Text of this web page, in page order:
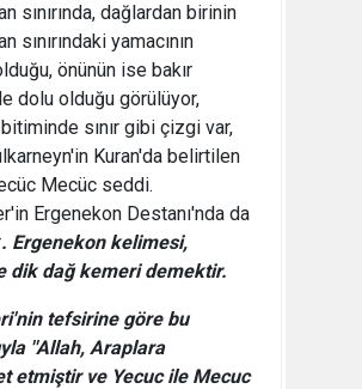
sınırında, dağlardan birinin
sınırındaki yamacının
önünün ise bakır
dolu olduğu görülüyor,
sınır gibi çizgi var,
Kuran'da belirtilen
Mecüc seddi.
Ergenekon Destanı'nda da
. Ergenekon kelimesi,
dik dağ kemeri demektir.
tefsirine göre bu
''Allah, Araplara
etmiştir ve Yecuc ile Mecuc